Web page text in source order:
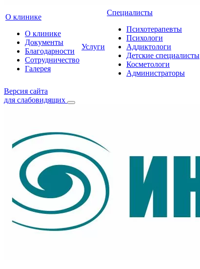
О клинике
О клинике
Документы
Благодарности
Сотрудничество
Галерея
Услуги
Специалисты
Психотерапевты
Психологи
Аддиктологи
Детские специалисты
Косметологи
Администраторы
Версия сайта
для слабовидящих